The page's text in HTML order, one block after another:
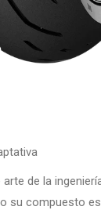
de la
compuesto